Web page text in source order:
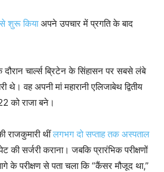
से शुरू कियाअपने उपचार में प्रगति के बाद
चार्ल्स ब्रिटेन के सिंहासन पर सबसे लंबे
थे। वह अपनी मां महारानी एलिजाबेथ द्वितीय
को राजा बने।
राजकुमारी थींलगभग दो सप्ताह तक अस्पताल
की सर्जरी कराना। जबकि प्रारंभिक परीक्षणों
के परीक्षण से पता चला कि “कैंसर मौजूद था,”